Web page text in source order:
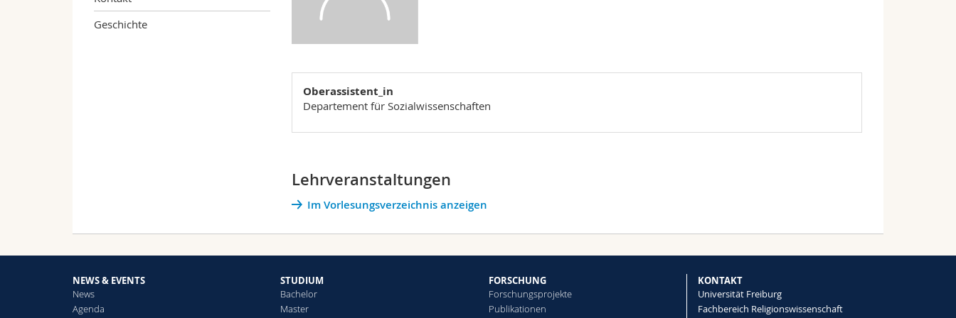
Geschichte
Oberassistent_in
Departement für Sozialwissenschaften
Lehrveranstaltungen
Im Vorlesungsverzeichnis anzeigen
NEWS & EVENTS
News
Agenda
STUDIUM
Bachelor
Master
FORSCHUNG
Forschungsprojekte
Publikationen
KONTAKT
Universität Freiburg
Fachbereich Religionswissenschaft